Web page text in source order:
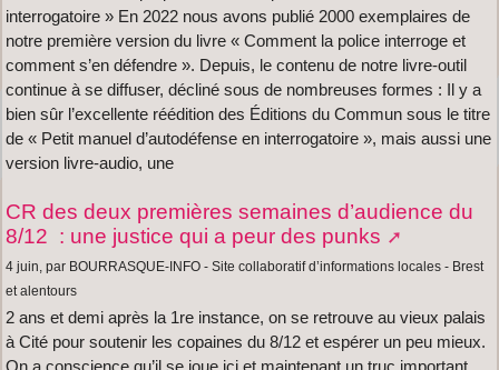
interrogatoire » En 2022 nous avons publié 2000 exemplaires de
notre première version du livre « Comment la police interroge et
comment s’en défendre ». Depuis, le contenu de notre livre-outil
continue à se diffuser, décliné sous de nombreuses formes : Il y a
bien sûr l’excellente réédition des Éditions du Commun sous le titre
de « Petit manuel d’autodéfense en interrogatoire », mais aussi une
version livre-audio, une
CR des deux premières semaines d’audience du
8/12 : une justice qui a peur des punks
4 juin, par BOURRASQUE-INFO - Site collaboratif d’informations locales - Brest
et alentours
2 ans et demi après la 1re instance, on se retrouve au vieux palais
à Cité pour soutenir les copaines du 8/12 et espérer un peu mieux.